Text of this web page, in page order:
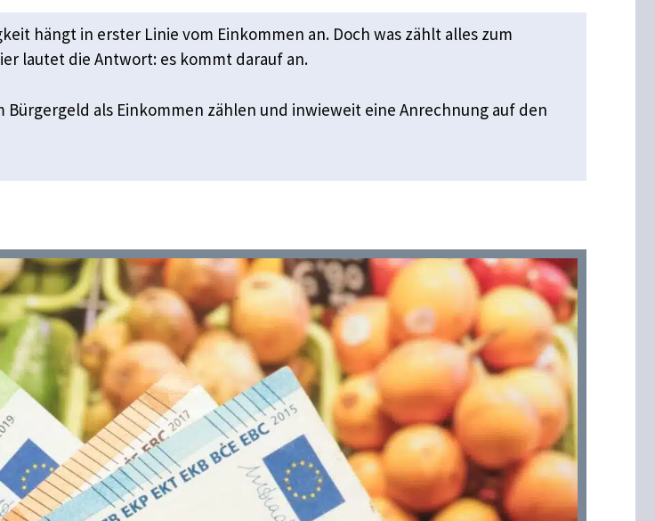
hängt in erster Linie vom Einkommen an. Doch was zählt alles zum
lautet die Antwort: es kommt darauf an.
als Einkommen zählen und inwieweit eine Anrechnung auf den